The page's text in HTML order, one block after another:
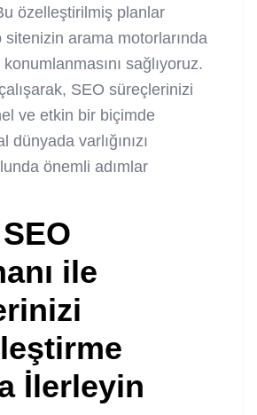
özelleştirilmiş planlar
arama motorlarında
sağlıyoruz.
SEO süreçlerinizi
ve etkin bir biçimde
varlığınızı
önemli adımlar
ile
İlerleyin